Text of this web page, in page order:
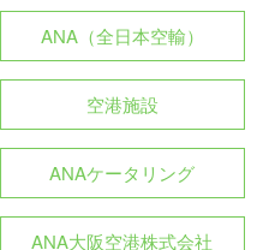
ANA（全日本空輸）
空港施設
ANAケータリング
ANA大阪空港株式会社